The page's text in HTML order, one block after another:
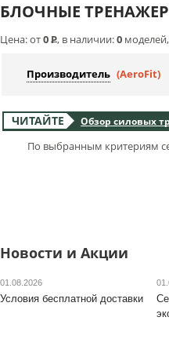
БЛОЧНЫЕ
Цена: от0Р, в наличии:0
Производитель (AeroFit)
ЧИТАЙТЕ Обзор силовых
По выбранным критериям
Новости и Акции
01.08.2026
Условия бесплатной доставки